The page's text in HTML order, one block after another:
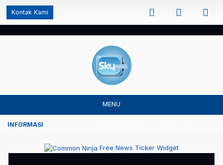
');
Kontak Kami
MENU
Semarang | JW Marriot Surabaya | @Hom Semarang | Swiss Bell
Free News Ticker Widget